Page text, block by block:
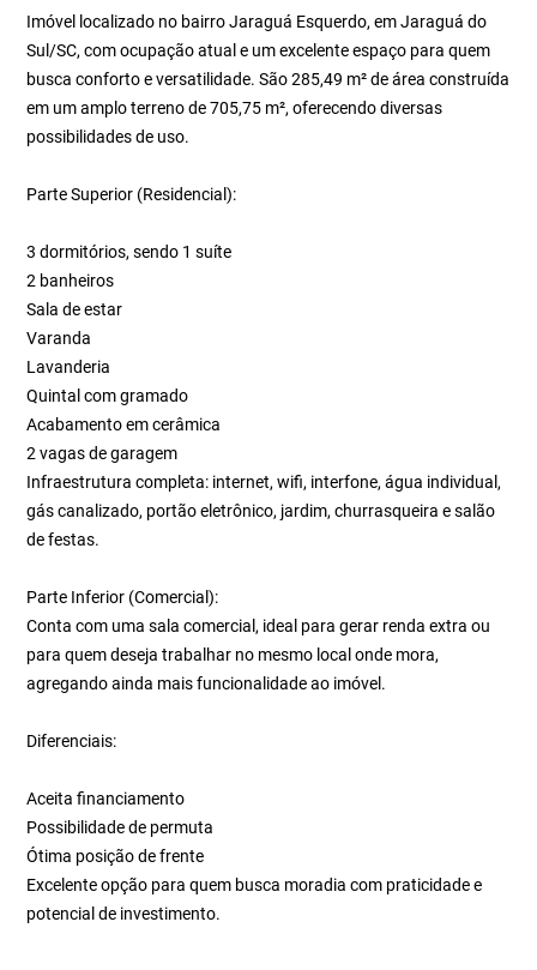
Imóvel localizado no bairro Jaraguá Esquerdo, em Jaraguá do
Sul/SC, com ocupação atual e um excelente espaço para quem
busca conforto e versatilidade. São 285,49 m² de área construída
em um amplo terreno de 705,75 m², oferecendo diversas
possibilidades de uso.
Parte Superior (Residencial):
3 dormitórios, sendo 1 suíte
2 banheiros
Sala de estar
Varanda
Lavanderia
Quintal com gramado
Acabamento em cerâmica
2 vagas de garagem
Infraestrutura completa: internet, wifi, interfone, água individual,
gás canalizado, portão eletrônico, jardim, churrasqueira e salão
de festas.
Parte Inferior (Comercial):
Conta com uma sala comercial, ideal para gerar renda extra ou
para quem deseja trabalhar no mesmo local onde mora,
agregando ainda mais funcionalidade ao imóvel.
Diferenciais:
Aceita financiamento
Possibilidade de permuta
Ótima posição de frente
Excelente opção para quem busca moradia com praticidade e
potencial de investimento.